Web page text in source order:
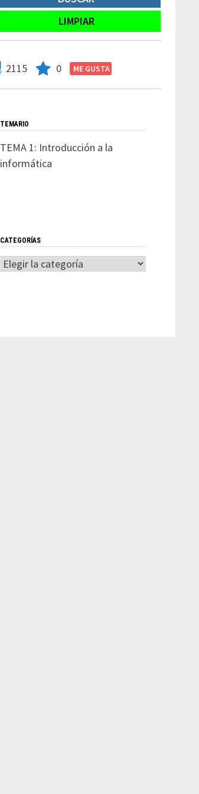
2115 0
TEMARIO
TEMA 1: Introducción a la
informática
CATEGORÍAS
Categorías